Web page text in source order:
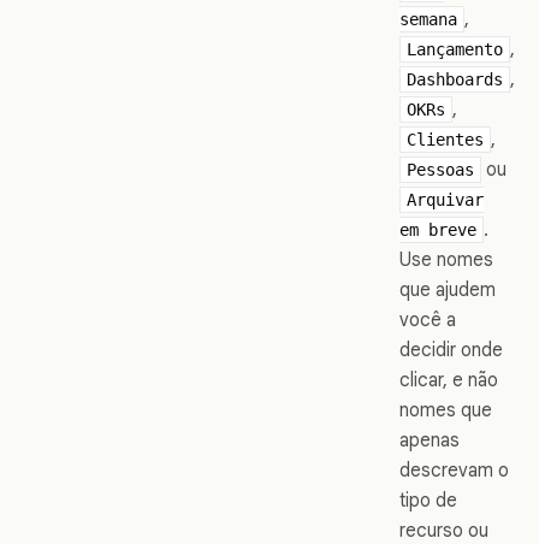
semana ,
Lançamento ,
Dashboards ,
OKRs ,
Clientes ,
Pessoas ou
Arquivar
em breve .
Use nomes
que ajudem
você a
decidir onde
clicar, e não
nomes que
apenas
descrevam o
tipo de
recurso ou